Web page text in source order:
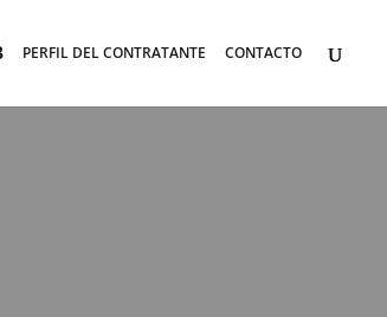
PERFIL DEL CONTRATANTE CONTACTO